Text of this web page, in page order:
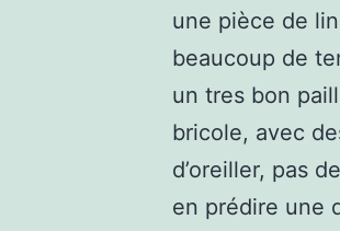
une pièce de
beaucoup de
un tres bon
bricole, avec
d’oreiller, pas
en prédire une